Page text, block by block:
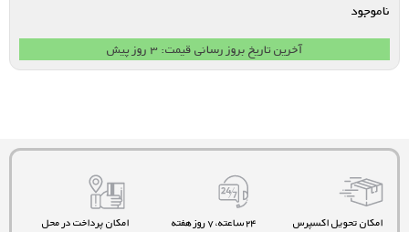
ناموجود
آخرین تاریخ بروز رسانی قیمت: ۳ روز پیش
امکان تحویل اکسپرس ۲۴ ساعته، ۷ روز هفته امکان پرداخت در محل